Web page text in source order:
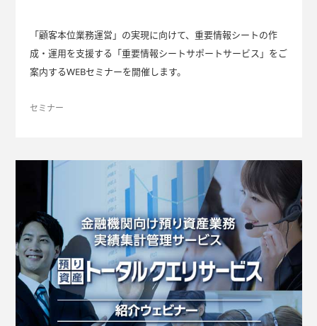
「顧客本位業務運営」の実現に向けて、重要情報シートの作
成・運用を支援する「重要情報シートサポートサービス」をご
案内するWEBセミナーを開催します。
セミナー